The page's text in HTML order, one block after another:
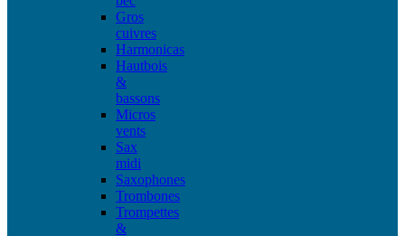
Gros
cuivres
Harmonicas
Hautbois
&
bassons
Micros
vents
Sax
midi
Saxophones
Trombones
Trompettes
&